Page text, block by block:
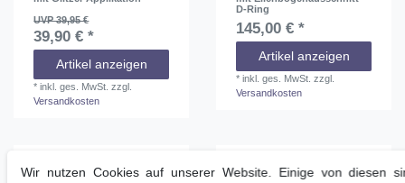
UVP 39,95 €
39,90 € *
Artikel anzeigen
*inkl. ges. MwSt. zzgl.
Versandkosten
D-Ring
145,00 € *
Artikel anzeigen
*inkl. ges. MwSt. zzgl.
Versandkosten
Wir nutzen Cookies auf unserer Website. Einige von diesen